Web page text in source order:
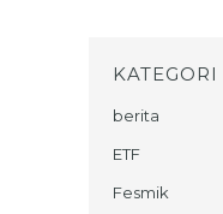
berita
ETF
Fesmik